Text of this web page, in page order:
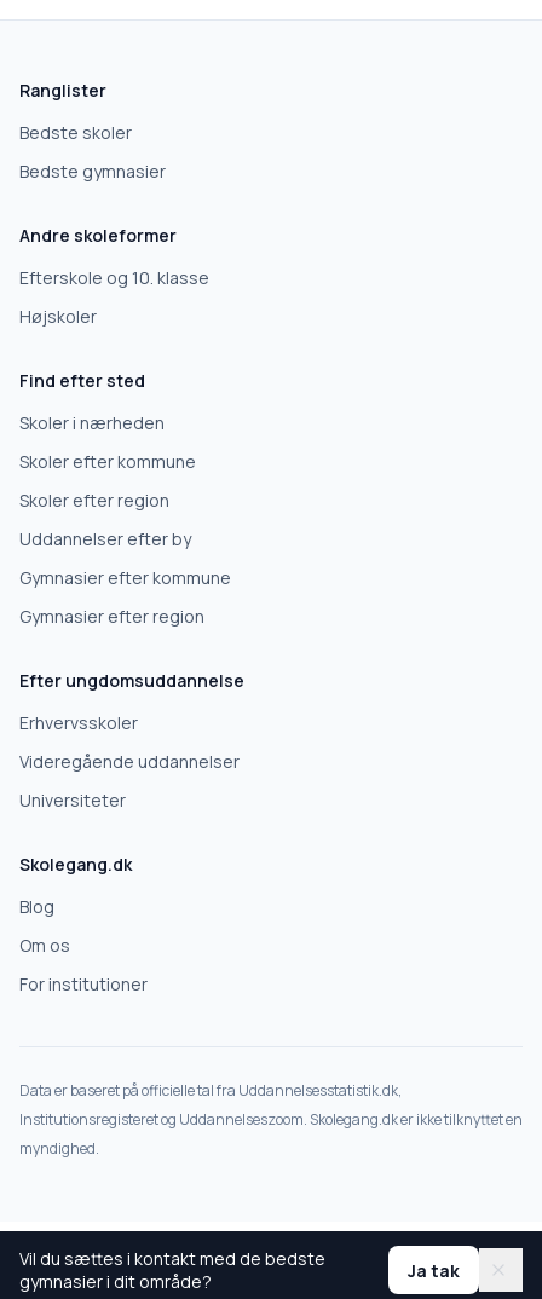
Hvad leder du efter?
Vi bruger dit valg til at stille de rigtige spørgsmål.
Grundskole
10. klasse
Erhvervsuddannelse
Højskole
Videregående uddannelse
Deles kun med gymnasier, der matcher det, du søger.
Ranglister
Bedste skoler
Bedste gymnasier
Andre skoleformer
Efterskole og 10. klasse
Højskoler
Find efter sted
Skoler i nærheden
Skoler efter kommune
Skoler efter region
Uddannelser efter by
Gymnasier efter kommune
Gymnasier efter region
Efter ungdomsuddannelse
Erhvervsskoler
Videregående uddannelser
Universiteter
Skolegang.dk
Blog
Om os
For institutioner
Data er baseret på officielle tal fra Uddannelsesstatistik.dk,
Institutionsregisteret og Uddannelseszoom. Skolegang.dk er ikke tilknyttet en
myndighed.
Vil du sættes i kontakt med de bedste
gymnasier i dit område?
Ja tak